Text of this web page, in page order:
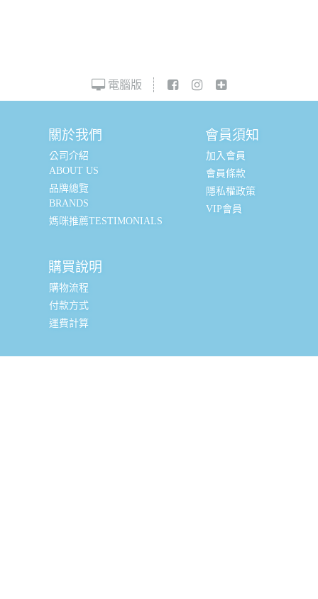
電腦版
關於我們
公司介紹
ABOUT US
品牌總覽
BRANDS
媽咪推薦TESTIMONIALS
會員須知
加入會員
會員條款
隱私權政策
VIP會員
購買說明
購物流程
付款方式
運費計算